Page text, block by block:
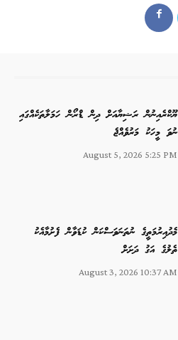
ޔޫކްރެއިނުން ރަޝިޔާއަށް ދިން ޑްރޯން ހަމަލާތަކެއްގައި
ނުވަ މީހަކު މަރުވެއްޖެ
August 5, 2026 5:25 PM
މެދުއިރުމަތީގެ ނުތަނަވަސްކަން ކުޑަވާން ފެށުމާއެކު
ތެލުގެ އަގު ދަށަށް
August 3, 2026 10:37 AM